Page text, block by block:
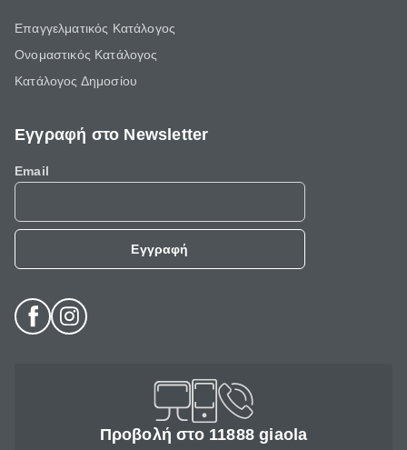
Επαγγελματικός Κατάλογος
Ονομαστικός Κατάλογος
Κατάλογος Δημοσίου
Εγγραφή στο Newsletter
Email
Εγγραφή
Προβολή στο 11888 giaola